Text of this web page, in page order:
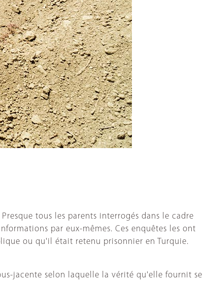
tous les parents interrogés dans le cadre
par eux-mêmes. Ces enquêtes les ont
ou qu'il était retenu prisonnier en Turquie.
jacente selon laquelle la vérité qu'elle fournit se